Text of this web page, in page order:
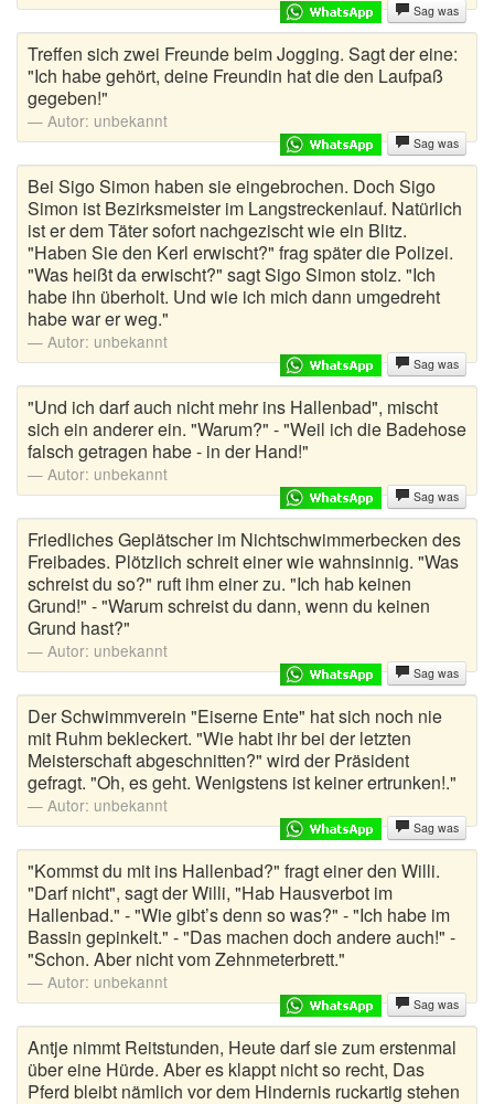
Sag was
Treffen sich zwei Freunde beim Jogging. Sagt der eine:
"Ich habe gehört, deine Freundin hat die den Laufpaß
gegeben!"
Autor: unbekannt
Sag was
Bei Sigo Simon haben sie eingebrochen. Doch Sigo
Simon ist Bezirksmeister im Langstreckenlauf. Natürlich
ist er dem Täter sofort nachgezischt wie ein Blitz.
"Haben Sie den Kerl erwischt?" frag später die Polizei.
"Was heißt da erwischt?" sagt Sigo Simon stolz. "Ich
habe ihn überholt. Und wie ich mich dann umgedreht
habe war er weg."
Autor: unbekannt
Sag was
"Und ich darf auch nicht mehr ins Hallenbad", mischt
sich ein anderer ein. "Warum?" - "Weil ich die Badehose
falsch getragen habe - in der Hand!"
Autor: unbekannt
Sag was
Friedliches Geplätscher im Nichtschwimmerbecken des
Freibades. Plötzlich schreit einer wie wahnsinnig. "Was
schreist du so?" ruft ihm einer zu. "Ich hab keinen
Grund!" - "Warum schreist du dann, wenn du keinen
Grund hast?"
Autor: unbekannt
Sag was
Der Schwimmverein "Eiserne Ente" hat sich noch nie
mit Ruhm bekleckert. "Wie habt ihr bei der letzten
Meisterschaft abgeschnitten?" wird der Präsident
gefragt. "Oh, es geht. Wenigstens ist keiner ertrunken!."
Autor: unbekannt
Sag was
"Kommst du mit ins Hallenbad?" fragt einer den Willi.
"Darf nicht", sagt der Willi, "Hab Hausverbot im
Hallenbad." - "Wie gibt’s denn so was?" - "Ich habe im
Bassin gepinkelt." - "Das machen doch andere auch!" -
"Schon. Aber nicht vom Zehnmeterbrett."
Autor: unbekannt
Sag was
Antje nimmt Reitstunden, Heute darf sie zum erstenmal
über eine Hürde. Aber es klappt nicht so recht, Das
Pferd bleibt nämlich vor dem Hindernis ruckartig stehen